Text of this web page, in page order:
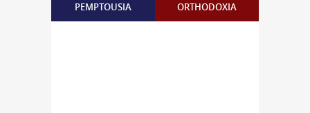
PEMPTOUSIA ORTHODOXIA